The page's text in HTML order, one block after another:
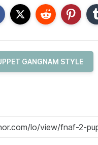
GANGNAM STYLE